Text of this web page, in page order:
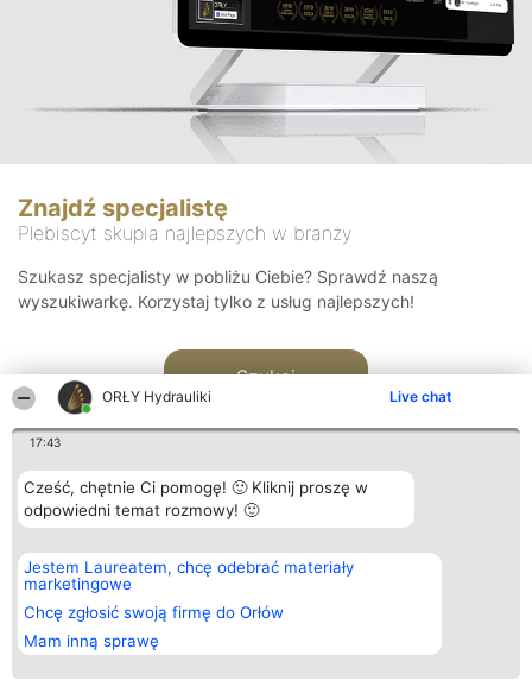
ORŁY Hydrauliki Live chat
17:43
Cześć, chętnie Ci pomogę! 🙂 Kliknij proszę w
odpowiedni temat rozmowy! 🙂
Jestem Laureatem, chcę odebrać materiały
marketingowe
Chcę zgłosić swoją firmę do Orłów
Mam inną sprawę
Znajdź specjalistę
Plebiscyt skupia najlepszych w branży
Szukasz specjalisty w pobliżu Ciebie? Sprawdź naszą
wyszukiwarkę. Korzystaj tylko z usług najlepszych!
Szukaj
Organizator plebiscytu
Bright Side Solutions sp. z o.
o. sp. k.
ul. Ruska 22
Wrocław 50-079
KRS 0000749100 | Regon
381313360 | NIP 8943132676
Plebiscyt
Laureaci
wszystkich
Laureatów
Regulamin
Kontakt
Kontakt